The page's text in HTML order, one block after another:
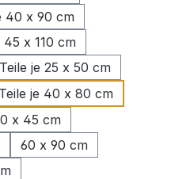
40 x 90 cm
x 110 cm
je 25 x 50 cm
je 40 x 80 cm
x 45 cm
60 x 90 cm